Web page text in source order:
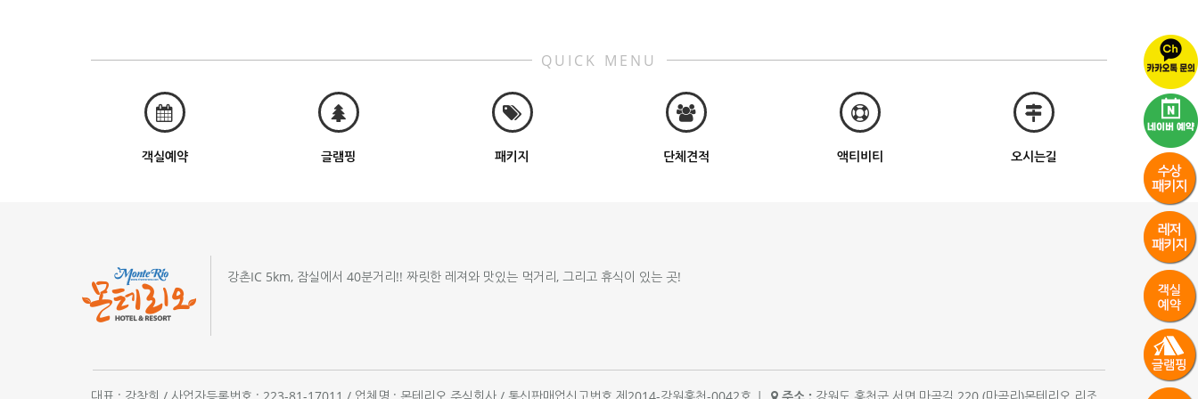
QUICK MENU
객실예약 글램핑 패키지 단체견적 액티비티 오시는길
강촌IC 5km, 잠실에서 40분거리!! 짜릿한 레져와 맛있는 먹거리, 그리고 휴식이 있는 곳!